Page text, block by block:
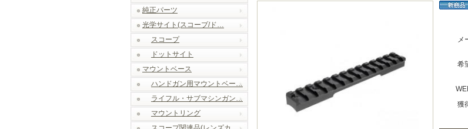
純正パーツ
光学サイト(スコープ/ド…
スコープ
ドットサイト
マウントベース
ハンドガン用マウントベー…
ライフル・サブマシンガン…
マウントリング
メ
希
獲